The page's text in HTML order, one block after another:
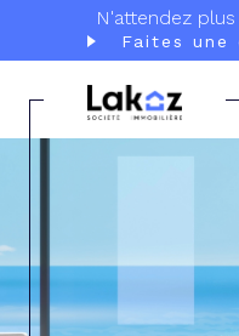
N'attendez
Faites une